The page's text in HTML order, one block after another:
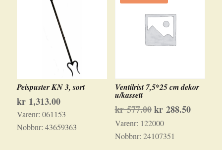
Peispuster KN 3, sort
kr1,313.00
Varenr: 061153
Nobbnr: 43659363
Ventilrist 7,5*25 cm dekor
u/kassett
kr577.00 Opprinnelig
pris
var:
kr288.50
Varenr: 122000
Nobbnr: 24107351